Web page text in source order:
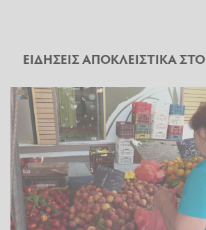
ΕΙΔΗΣΕΙΣ ΑΠΟΚΛΕΙΣΤΙΚΑ ΣΤΟ